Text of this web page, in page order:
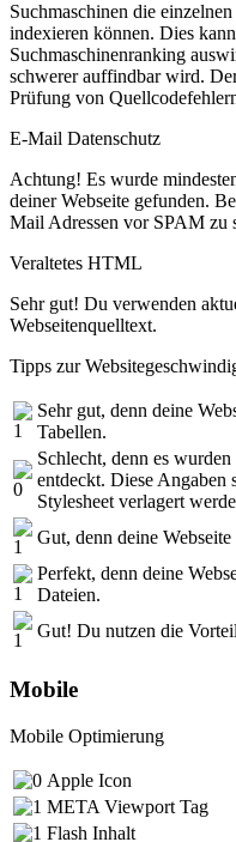
Suchmaschinen die
indexieren können. Dies
Suchmaschinenranking
schwerer auffindbar wird.
Prüfung von
E-Mail Datenschutz
Achtung! Es wurde
deiner Webseite gefunden.
Mail Adressen vor SPAM zu
Veraltetes HTML
Sehr gut! Du verwenden
Webseitenquelltext.
Tipps zur
Sehr gut, denn deine
Tabellen.
Schlecht, denn es
entdeckt. Diese Angaben
Stylesheet verlagert
Gut, denn deine
Perfekt, denn deine
Dateien.
Gut! Du nutzen die
Mobile
Mobile Optimierung
Apple Icon
META Viewport Tag
Flash Inhalt